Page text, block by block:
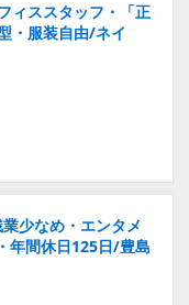
ィススタッフ・「正
・服装自由/ネイ
少なめ・エンタメ
年間休日125日/豊島